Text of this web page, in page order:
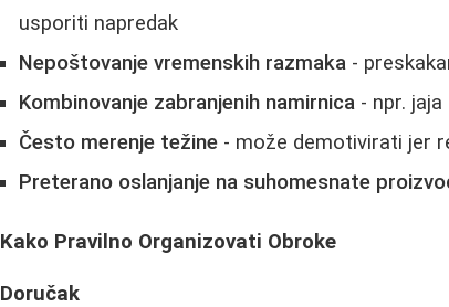
usporiti napredak
Nepoštovanje vremenskih razmaka -
Kombinovanje zabranjenih namirnica - npr.
Često merenje težine - može demotivirati jer
Preterano oslanjanje na suhomesnate
Kako Pravilno Organizovati Obroke
Doručak